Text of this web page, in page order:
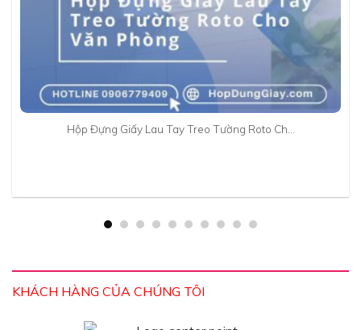
Hộp Đựng Giấy Lau Tay Treo Tường Roto Ch…
KHÁCH HÀNG CỦA CHÚNG TÔI